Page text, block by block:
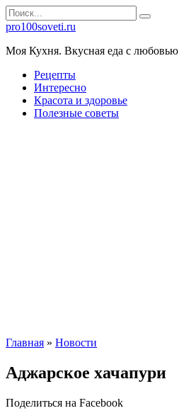
Перейти
к
контенту
Search
for:
pro100soveti.ru
Моя Кухня. Bкусная еда с любовью
Рецепты
Интересно
Красота и здоровье
Полезные советы
Главная » Новости
Аджарское хачапури
Поделиться на Facebook